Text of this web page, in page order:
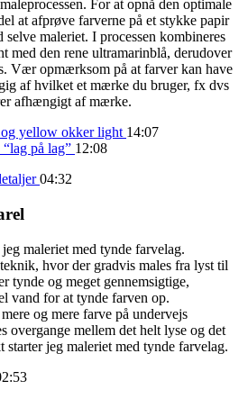
For at opnå den optimale
at afprøve farverne på et stykke papir
maleriet. I processen kombineres
med den rene ultramarinblå, derudover
Vær opmærksom på at farver kan have
af hvilket et mærke du bruger, fx dvs
afhængigt af mærke.
yellow okker light 14:07
på lag” 12:08
04:32
maleriet med tynde farvelag.
hvor der gradvis males fra lyst til
tynde og meget gennemsigtige,
vand for at tynde farven op.
og mere farve på undervejs
overgange mellem det helt lyse og det
starter jeg maleriet med tynde farvelag.